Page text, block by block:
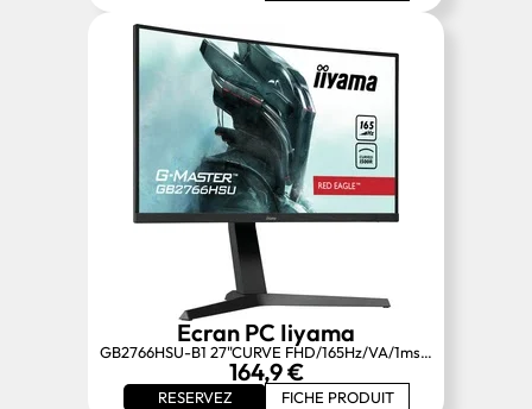
Ecran PC Iiyama
GB2766HSU-B1 27"CURVE FHD/165Hz/VA/1ms/FreeSync P
164,9 €
RESERVEZ FICHE PRODUIT